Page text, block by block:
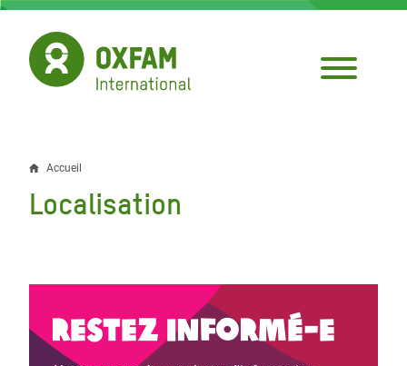
Aller
contenu
principal
Fil
d'Ariane
Accueil
Localisation
Restez informé-e